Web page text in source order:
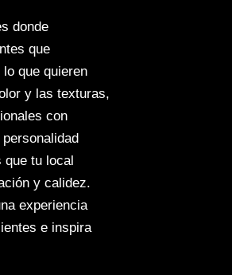
donde
que
que quieren
y las texturas,
con
que tu local
y calidez.
experiencia
e inspira